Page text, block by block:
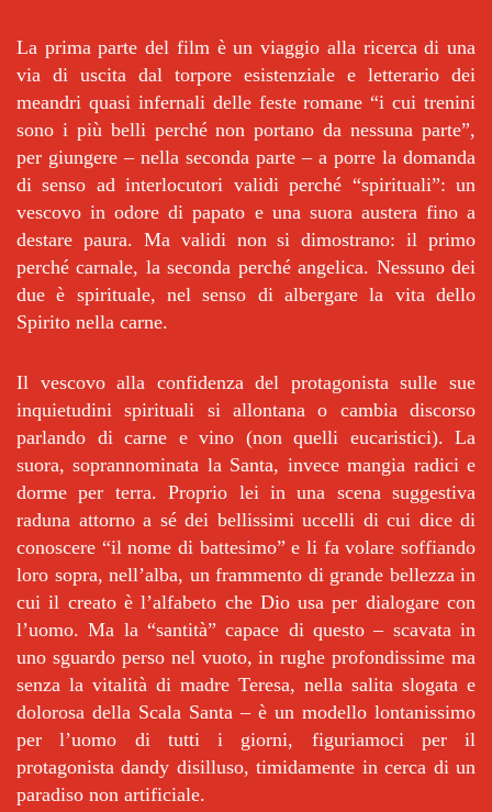
La prima parte del film è un viaggio alla ricerca di una
via di uscita dal torpore esistenziale e letterario dei
meandri quasi infernali delle feste romane “i cui trenini
sono i più belli perché non portano da nessuna parte”,
per giungere – nella seconda parte – a porre la domanda
di senso ad interlocutori validi perché “spirituali”: un
vescovo in odore di papato e una suora austera fino a
destare paura. Ma validi non si dimostrano: il primo
perché carnale, la seconda perché angelica. Nessuno dei
due è spirituale, nel senso di albergare la vita dello
Spirito nella carne.
Il vescovo alla confidenza del protagonista sulle sue
inquietudini spirituali si allontana o cambia discorso
parlando di carne e vino (non quelli eucaristici). La
suora, soprannominata la Santa, invece mangia radici e
dorme per terra. Proprio lei in una scena suggestiva
raduna attorno a sé dei bellissimi uccelli di cui dice di
conoscere “il nome di battesimo” e li fa volare soffiando
loro sopra, nell’alba, un frammento di grande bellezza in
cui il creato è l’alfabeto che Dio usa per dialogare con
l’uomo. Ma la “santità” capace di questo – scavata in
uno sguardo perso nel vuoto, in rughe profondissime ma
senza la vitalità di madre Teresa, nella salita slogata e
dolorosa della Scala Santa – è un modello lontanissimo
per l’uomo di tutti i giorni, figuriamoci per il
protagonista dandy disilluso, timidamente in cerca di un
paradiso non artificiale.